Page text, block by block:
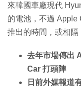
來韓國車廠現代
的電池，不過 Apple
推出的時間，或相隔
去年市場傳出
Car 打頭陣
日前外媒報道